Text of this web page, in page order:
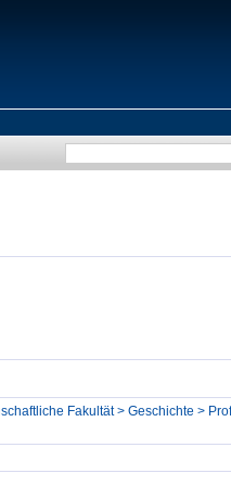
Fakultät > Geschichte >